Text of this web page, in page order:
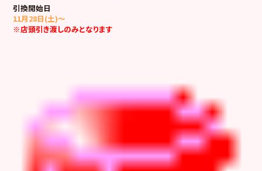
引換開始日
11月28日(土)～
※店頭引き渡しのみとなります